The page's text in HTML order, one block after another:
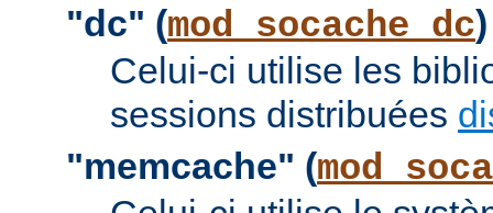
"dc" (mod_socache_dc)
Celui-ci utilise les
sessions distribuées
"memcache" (